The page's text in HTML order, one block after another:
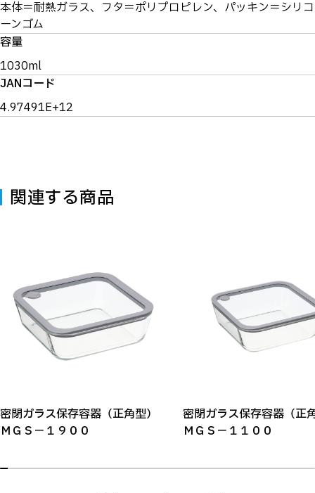
本体＝耐熱ガラス、フタ＝ポリプロピレン、パッキン＝シリコ
ーンゴム
容量
1030ml
JANコード
4.97491E+12
関連する商品
密閉ガラス保存容器（正角型）
ＭＧＳ－１９００
密閉ガラス保存容器（
ＭＧＳ－１１００